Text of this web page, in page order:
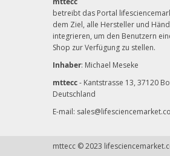
betreibt das Portal
dem Ziel, alle Hersteller und
integrieren, um den Benutzern
Shop zur Verfügung zu stellen.
Inhaber: Michael Meseke
mttecc- Kantstrasse 13, 37120
Deutschland
E-mail:
mttecc © 2023